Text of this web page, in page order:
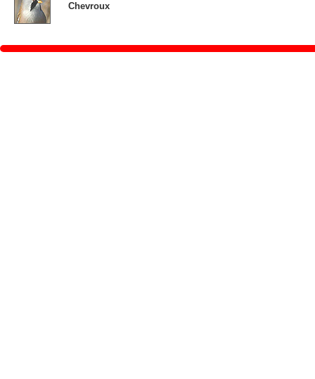
Chevroux